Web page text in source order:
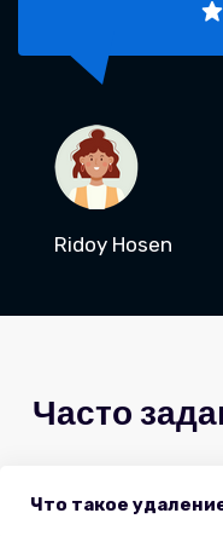
Ridoy Hosen
Часто
Что такое